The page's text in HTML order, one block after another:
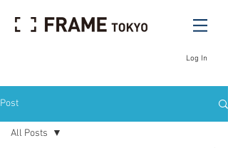
Log In
Post
All Posts